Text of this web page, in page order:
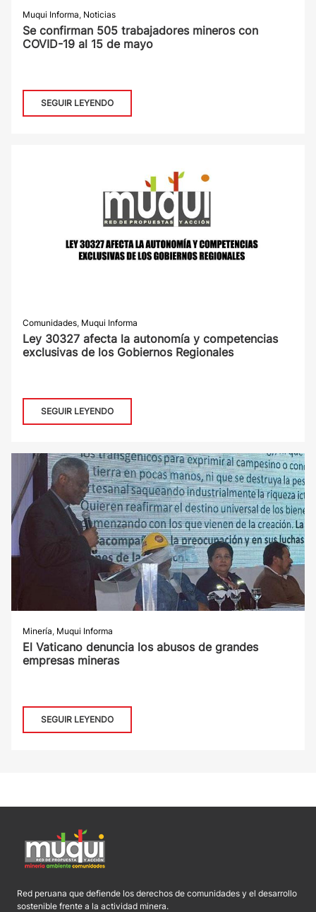
Muqui Informa, Noticias
Se confirman 505 trabajadores mineros con
COVID-19 al 15 de mayo
SEGUIR LEYENDO
Comunidades, Muqui Informa
Ley 30327 afecta la autonomía y competencias
exclusivas de los Gobiernos Regionales
SEGUIR LEYENDO
Minería, Muqui Informa
El Vaticano denuncia los abusos de grandes
empresas mineras
SEGUIR LEYENDO
Red peruana que defiende los derechos de comunidades y el desarrollo
sostenible frente a la actividad minera.